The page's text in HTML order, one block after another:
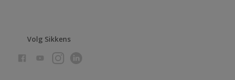
Volg Sikkens